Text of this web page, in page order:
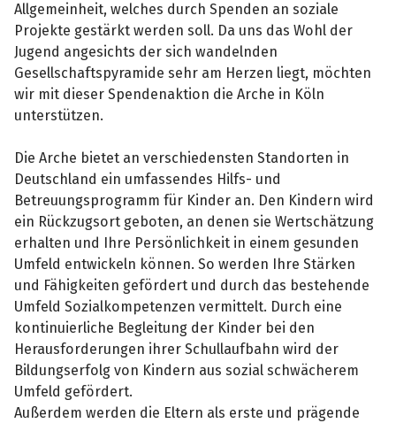
Allgemeinheit, welches durch Spenden an soziale
Projekte gestärkt werden soll. Da uns das Wohl der
Jugend angesichts der sich wandelnden
Gesellschaftspyramide sehr am Herzen liegt, möchten
wir mit dieser Spendenaktion die Arche in Köln
unterstützen.
Die Arche bietet an verschiedensten Standorten in
Deutschland ein umfassendes Hilfs- und
Betreuungsprogramm für Kinder an. Den Kindern wird
ein Rückzugsort geboten, an denen sie Wertschätzung
erhalten und Ihre Persönlichkeit in einem gesunden
Umfeld entwickeln können. So werden Ihre Stärken
und Fähigkeiten gefördert und durch das bestehende
Umfeld Sozialkompetenzen vermittelt. Durch eine
kontinuierliche Begleitung der Kinder bei den
Herausforderungen ihrer Schullaufbahn wird der
Bildungserfolg von Kindern aus sozial schwächerem
Umfeld gefördert.
Außerdem werden die Eltern als erste und prägende